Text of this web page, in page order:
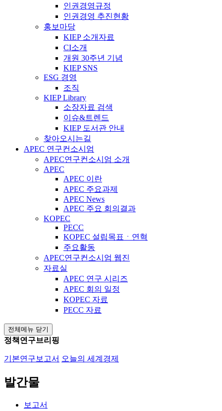
인권경영규정
인권경영 추진현황
홍보마당
KIEP 소개자료
CI소개
개원 30주년 기념
KIEP SNS
ESG 경영
조직
KIEP Library
소장자료 검색
이슈&트렌드
KIEP 도서관 안내
찾아오시는길
APEC 연구컨소시엄
APEC연구컨소시엄 소개
APEC
APEC 이란
APEC 주요과제
APEC News
APEC 주요 회의결과
KOPEC
PECC
KOPEC 설립목표ㆍ연혁
주요활동
APEC연구컨소시엄 웹진
자료실
APEC 연구 시리즈
APEC 회의 일정
KOPEC 자료
PECC 자료
전체메뉴 닫기
정책연구브리핑
기본연구보고서 오늘의 세계경제
발간물
보고서